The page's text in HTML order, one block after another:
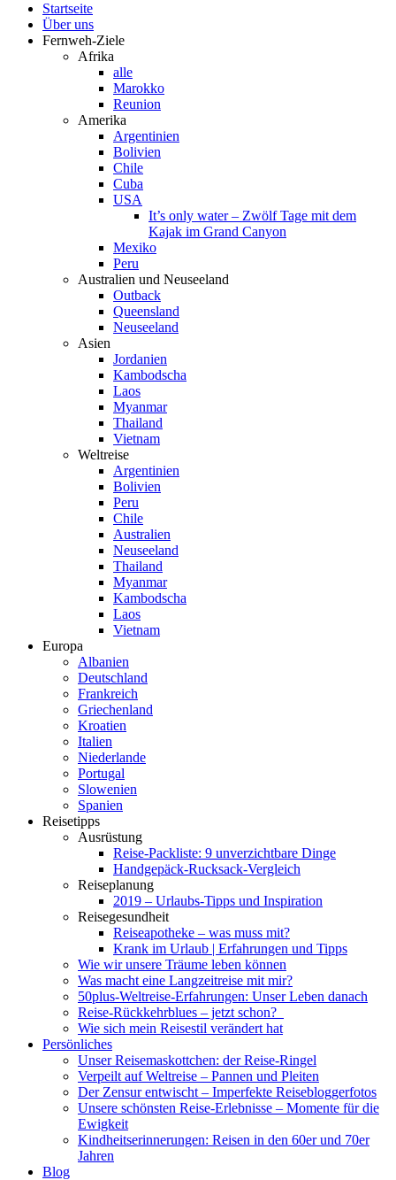
Startseite
Über uns
Fernweh-Ziele
Afrika
alle
Marokko
Reunion
Amerika
Argentinien
Bolivien
Chile
Cuba
USA
It’s only water – Zwölf Tage mit dem
Kajak im Grand Canyon
Mexiko
Peru
Australien und Neuseeland
Outback
Queensland
Neuseeland
Asien
Jordanien
Kambodscha
Laos
Myanmar
Thailand
Vietnam
Weltreise
Argentinien
Bolivien
Peru
Chile
Australien
Neuseeland
Thailand
Myanmar
Kambodscha
Laos
Vietnam
Europa
Albanien
Deutschland
Frankreich
Griechenland
Kroatien
Italien
Niederlande
Portugal
Slowenien
Spanien
Reisetipps
Ausrüstung
Reise-Packliste: 9 unverzichtbare Dinge
Handgepäck-Rucksack-Vergleich
Reiseplanung
2019 – Urlaubs-Tipps und Inspiration
Reisegesundheit
Reiseapotheke – was muss mit?
Krank im Urlaub | Erfahrungen und Tipps
Wie wir unsere Träume leben können
Was macht eine Langzeitreise mit mir?
50plus-Weltreise-Erfahrungen: Unser Leben danach
Reise-Rückkehrblues – jetzt schon?
Wie sich mein Reisestil verändert hat
Persönliches
Unser Reisemaskottchen: der Reise-Ringel
Verpeilt auf Weltreise – Pannen und Pleiten
Der Zensur entwischt – Imperfekte Reisebloggerfotos
Unsere schönsten Reise-Erlebnisse – Momente für die
Ewigkeit
Kindheitserinnerungen: Reisen in den 60er und 70er
Jahren
Blog